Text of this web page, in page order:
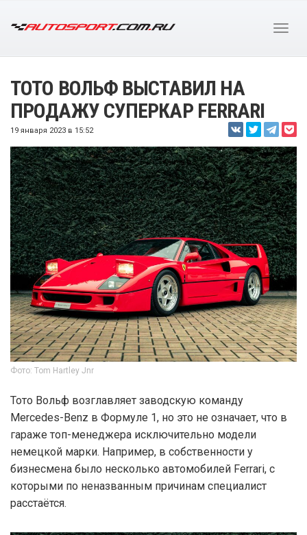
ТОТО ВОЛЬФ ВЫСТАВИЛ НА
ПРОДАЖУ СУПЕРКАР FERRARI
19 января 2023 в 15:52
Фото: Tom Hartley Jnr
Тото Вольф возглавляет заводскую команду
Mercedes-Benz в Формуле 1, но это не означает, что в
гараже топ-менеджера исключительно модели
немецкой марки. Например, в собственности у
бизнесмена было несколько автомобилей Ferrari, с
которыми по неназванным причинам специалист
расстаётся.